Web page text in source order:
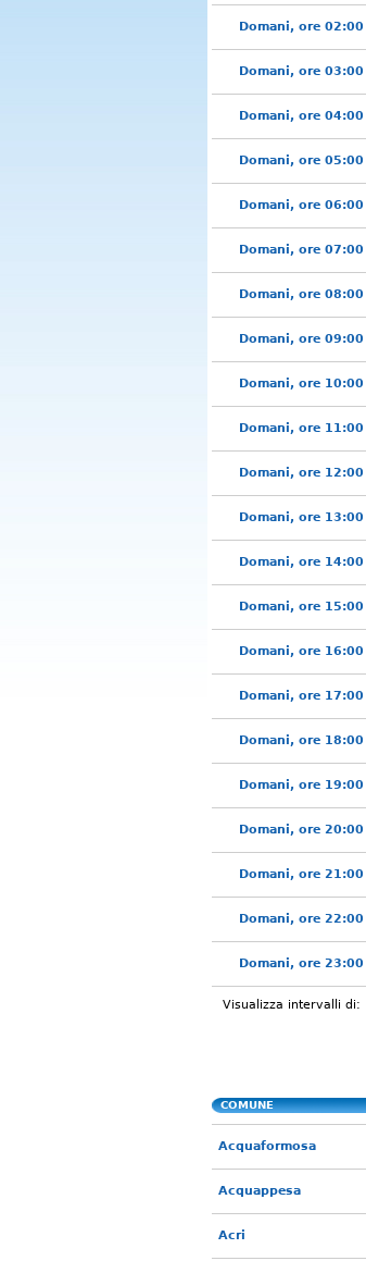
Domani, ore 02:00
Domani, ore 03:00
Domani, ore 04:00
Domani, ore 05:00
Domani, ore 06:00
Domani, ore 07:00
Domani, ore 08:00
Domani, ore 09:00
Domani, ore 10:00
Domani, ore 11:00
Domani, ore 12:00
Domani, ore 13:00
Domani, ore 14:00
Domani, ore 15:00
Domani, ore 16:00
Domani, ore 17:00
Domani, ore 18:00
Domani, ore 19:00
Domani, ore 20:00
Domani, ore 21:00
Domani, ore 22:00
Domani, ore 23:00
Visualizza intervalli di:
COMUNE
Acquaformosa
Acquappesa
Acri